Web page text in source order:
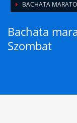
BACHATA
Bachata
Szombat